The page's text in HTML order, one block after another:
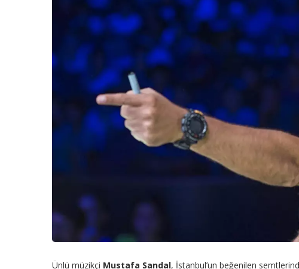
Ünlü müzikçi Mustafa Sandal, İstanbul’un beğenilen